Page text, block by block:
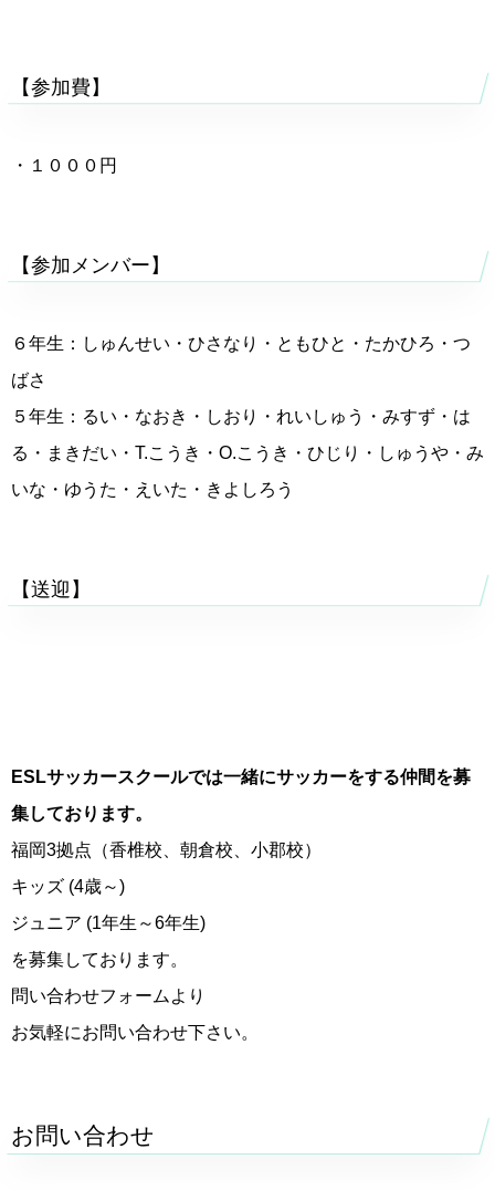
【参加費】
・１０００円
【参加メンバー】
６年生：しゅんせい・ひさなり・ともひと・たかひろ・つ
ばさ
５年生：るい・なおき・しおり・れいしゅう・みすず・は
る・まきだい・T.こうき・O.こうき・ひじり・しゅうや・み
いな・ゆうた・えいた・きよしろう
【送迎】
ESLサッカースクールでは一緒にサッカーをする仲間を募
集しております。
福岡3拠点（香椎校、朝倉校、小郡校）
キッズ (4歳～)
ジュニア (1年生～6年生)
を募集しております。
問い合わせフォームより
お気軽にお問い合わせ下さい。
お問い合わせ